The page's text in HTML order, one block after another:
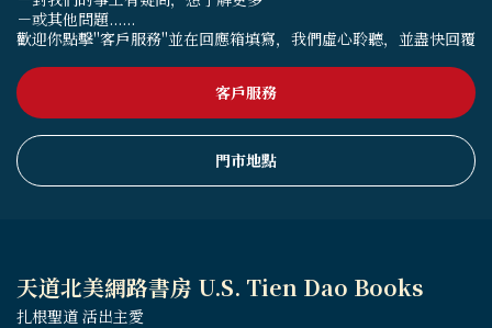
－或其他問題......
歡迎你點擊"客戶服務"並在回應箱填寫，我們虛心聆聽，並盡快回覆
客戶服務
門市地點
天道北美網路書房 U.S. Tien Dao Books
扎根聖道 活出主愛